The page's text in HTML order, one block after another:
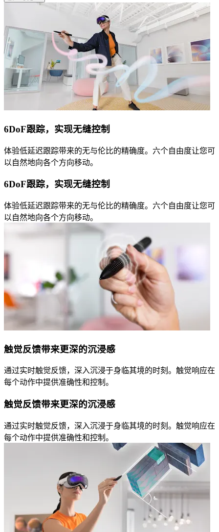
6DoF跟踪，实现无缝控制
体验低延迟跟踪带来的无与伦比的精确度。六个自由度让您可
以自然地向各个方向移动。
6DoF跟踪，实现无缝控制
体验低延迟跟踪带来的无与伦比的精确度。六个自由度让您可
以自然地向各个方向移动。
触觉反馈带来更深的沉浸感
通过实时触觉反馈，深入沉浸于身临其境的时刻。触觉响应在
每个动作中提供准确性和控制。
触觉反馈带来更深的沉浸感
通过实时触觉反馈，深入沉浸于身临其境的时刻。触觉响应在
每个动作中提供准确性和控制。